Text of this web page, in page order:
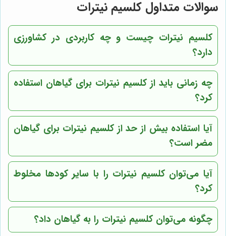
سوالات متداول کلسیم نیترات
کلسیم نیترات چیست و چه کاربردی در کشاورزی
دارد؟
چه زمانی باید از کلسیم نیترات برای گیاهان استفاده
کرد؟
آیا استفاده بیش از حد از کلسیم نیترات برای گیاهان
مضر است؟
آیا می‌توان کلسیم نیترات را با سایر کودها مخلوط
کرد؟
چگونه می‌توان کلسیم نیترات را به گیاهان داد؟